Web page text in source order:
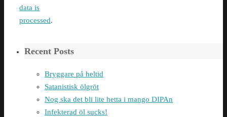
data is
processed.
Recent Posts
Bryggare på heltid
Satanistisk ölgröt
Nog ska det bli lite hetta i mango DIPAn
Infekterad öl sucks!